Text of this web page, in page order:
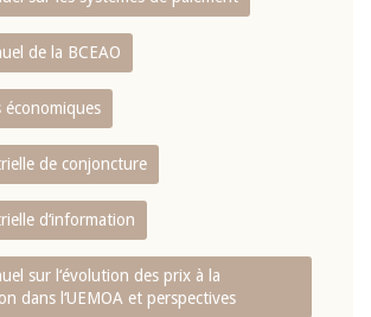
de la BCEAO
économiques
de conjoncture
d‘information
sur l‘évolution des prix à la
dans l‘UEMOA et perspectives